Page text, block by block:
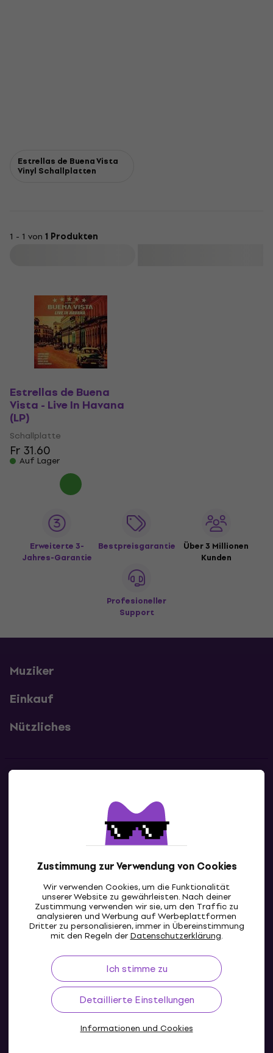
Zustimmung zur Verwendung von Cookies
Wir verwenden Cookies, um die Funktionalität
unserer Website zu gewährleisten. Nach deiner
Zustimmung verwenden wir sie, um den Traffic zu
analysieren und Werbung auf Werbeplattformen
Dritter zu personalisieren, immer in Übereinstimmung
mit den Regeln derDatenschutzerklärung.
Ich stimme zu
Detaillierte Einstellungen
Informationen und Cookies
Estrellas de Buena Vista
Vinyl Schallplatten
1 - 1 von 1 Produkten
Estrellas de Buena
Vista - Live In Havana
(LP)
Schallplatte
Fr 31.60
Auf Lager
Erweiterte 3-
Jahres-Garantie
Bestpreisgarantie
Über 3 Millionen
Kunden
Profesioneller
Support
Muziker
Einkauf
Nützliches
Kontaktiere uns
CH